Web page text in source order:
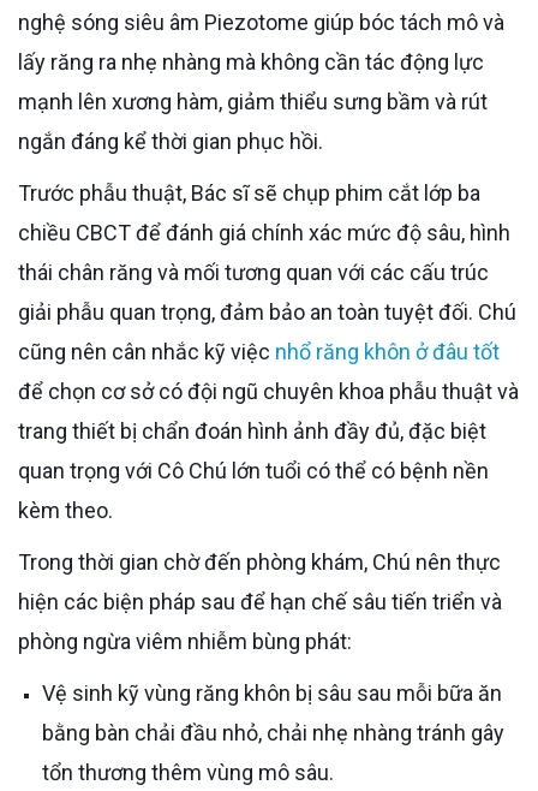
nghệ sóng siêu âm Piezotome giúp bóc tách mô và
lấy răng ra nhẹ nhàng mà không cần tác động lực
mạnh lên xương hàm, giảm thiểu sưng bầm và rút
ngắn đáng kể thời gian phục hồi.
Trước phẫu thuật, Bác sĩ sẽ chụp phim cắt lớp ba
chiều CBCT để đánh giá chính xác mức độ sâu, hình
thái chân răng và mối tương quan với các cấu trúc
giải phẫu quan trọng, đảm bảo an toàn tuyệt đối. Chú
cũng nên cân nhắc kỹ việc nhổ răng khôn ở đâu tốt
để chọn cơ sở có đội ngũ chuyên khoa phẫu thuật và
trang thiết bị chẩn đoán hình ảnh đầy đủ, đặc biệt
quan trọng với Cô Chú lớn tuổi có thể có bệnh nền
kèm theo.
Trong thời gian chờ đến phòng khám, Chú nên thực
hiện các biện pháp sau để hạn chế sâu tiến triển và
phòng ngừa viêm nhiễm bùng phát:
Vệ sinh kỹ vùng răng khôn bị sâu sau mỗi bữa ăn
bằng bàn chải đầu nhỏ, chải nhẹ nhàng tránh gây
tổn thương thêm vùng mô sâu.